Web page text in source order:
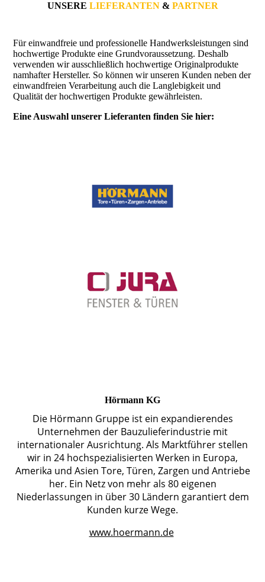
UNSERE LIEFERANTEN & PARTNER
Für einwandfreie und professionelle Handwerksleistungen sind
hochwertige Produkte eine Grundvoraussetzung. Deshalb
verwenden wir ausschließlich hochwertige Originalprodukte
namhafter Hersteller. So können wir unseren Kunden neben der
einwandfreien Verarbeitung auch die Langlebigkeit und
Qualität der hochwertigen Produkte gewährleisten.
Eine Auswahl unserer Lieferanten finden Sie hier:
Hörmann KG
Die Hörmann Gruppe ist ein expandierendes
Unternehmen der Bauzulieferindustrie mit
internationaler Ausrichtung. Als Marktführer stellen
wir in 24 hochspezialisierten Werken in Europa,
Amerika und Asien Tore, Türen, Zargen und Antriebe
her. Ein Netz von mehr als 80 eigenen
Niederlassungen in über 30 Ländern garantiert dem
Kunden kurze Wege.
www.hoermann.de